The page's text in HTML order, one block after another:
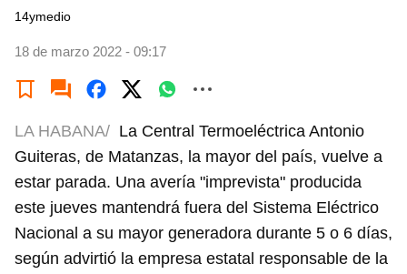
14ymedio
18 de marzo 2022 - 09:17
LA HABANA/ La Central Termoeléctrica Antonio
Guiteras, de Matanzas, la mayor del país, vuelve a
estar parada. Una avería "imprevista" producida
este jueves mantendrá fuera del Sistema Eléctrico
Nacional a su mayor generadora durante 5 o 6 días,
según advirtió la empresa estatal responsable de la